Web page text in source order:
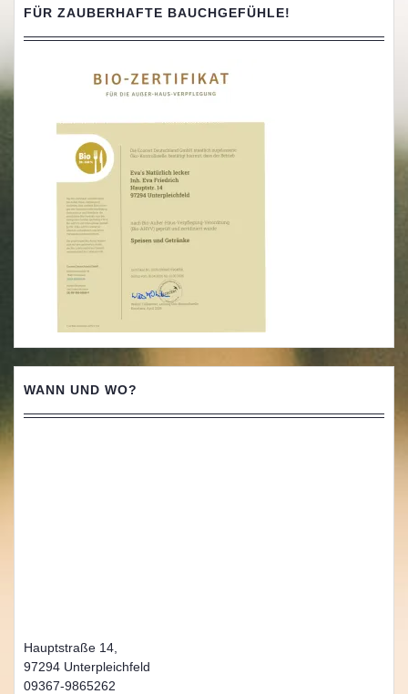
FÜR ZAUBERHAFTE BAUCHGEFÜHLE!
WANN UND WO?
Hauptstraße 14,
97294 Unterpleichfeld
09367-9865262